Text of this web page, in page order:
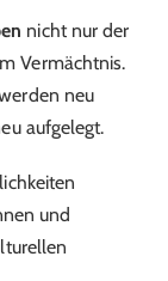
nicht nur der
Vermächtnis.
neu
aufgelegt.
und